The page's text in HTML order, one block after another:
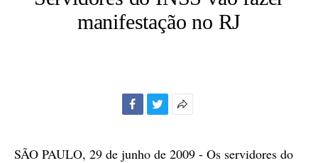
manifestação no RJ
compartilhamento
SÃO PAULO, 29 de junho de 2009 - Os servidores do